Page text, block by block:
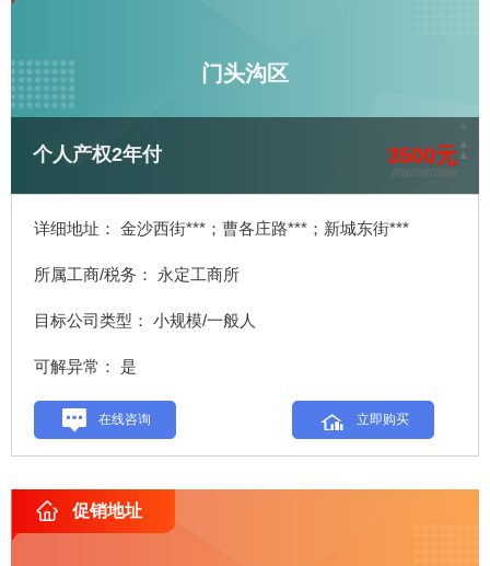
个人产权2年付 3500元
门头沟区
详细地址： 金沙西街***；曹各庄路***；新城东街***
所属工商/税务： 永定工商所
目标公司类型： 小规模/一般人
可解异常： 是
在线咨询 立即购买
促销地址